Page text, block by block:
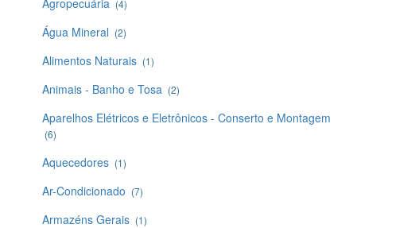
Agropecuária (4)
Água Mineral (2)
Alimentos Naturais (1)
Animais - Banho e Tosa (2)
Aparelhos Elétricos e Eletrônicos - Conserto e Montagem
(6)
Aquecedores (1)
Ar-Condicionado (7)
Armazéns Gerais (1)